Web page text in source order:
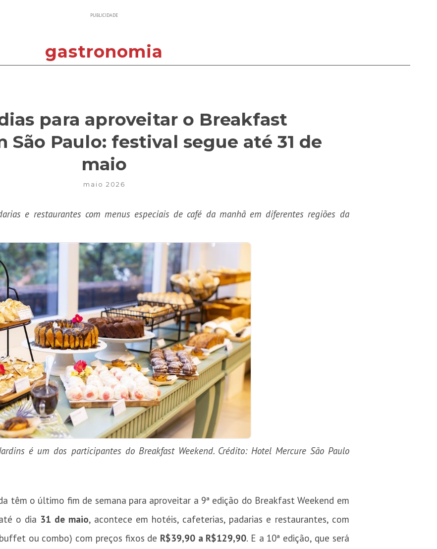
PUBLICIDADE
gastronomia
para aproveitar o Breakfast
São Paulo: festival segue até 31 de
maio
maio 2026
e restaurantes com menus especiais de café da manhã em diferentes regiões da
é um dos participantes do Breakfast Weekend. Crédito: Hotel Mercure São Paulo
têm o último fim de semana para aproveitar a 9ª edição do Breakfast Weekend em
o dia 31 de maio, acontece em hotéis, cafeterias, padarias e restaurantes, com
ou combo) com preços fixos de R$39,90 a R$129,90. E a 10ª edição, que será